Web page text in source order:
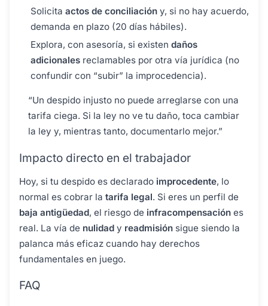
Solicita actos de conciliación y, si no hay acuerdo,
demanda en plazo (20 días hábiles).
Explora, con asesoría, si existen daños
adicionales reclamables por otra vía jurídica (no
confundir con “subir” la improcedencia).
“Un despido injusto no puede arreglarse con una
tarifa ciega. Si la ley no ve tu daño, toca cambiar
la ley y, mientras tanto, documentarlo mejor.”
Impacto directo en el trabajador
Hoy, si tu despido es declarado improcedente, lo
normal es cobrar la tarifa legal. Si eres un perfil de
baja antigüedad, el riesgo de infracompensación es
real. La vía de nulidad y readmisión sigue siendo la
palanca más eficaz cuando hay derechos
fundamentales en juego.
FAQ